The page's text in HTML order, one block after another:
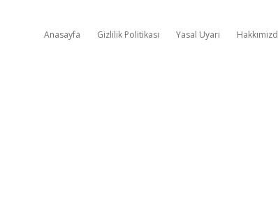
Anasayfa Gizlilik Politikası Yasal Uyarı